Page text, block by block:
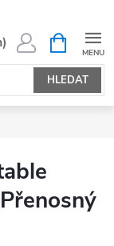
HLEDAT
NÁKUPNÍ
KOŠÍK